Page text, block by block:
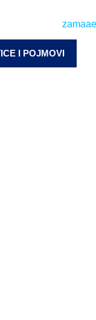
I POJMOVI